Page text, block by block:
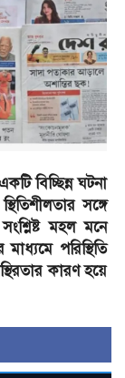
বিচ্ছিন্ন ঘটনা
সঙ্গে
মহল মনে
পরিস্থিতি
কারণ হয়ে